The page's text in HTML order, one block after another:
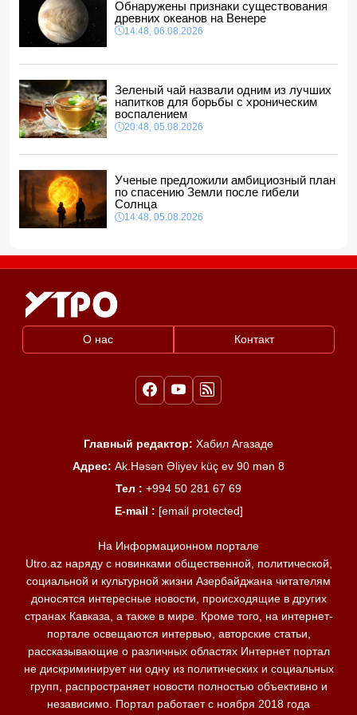
14:00, 06.08.2026
Прогноз погоды в Азербайджане на 7 августа
12:48, 06.08.2026
гибелью граждан Азербайджана в Азовском и Чёрном
морях
12:40, 06.08.2026
Обнаружены признаки существования
древних океанов на Венере
14:48, 06.08.2026
Зеленый чай назвали одним из лучших
напитков для борьбы с хроническим
воспалением
20:48, 05.08.2026
Ученые предложили амбициозный план
по спасению Земли после гибели
Солнца
14:48, 05.08.2026
О нас Контакт
Главный редактор: Хабил Агазаде
Адрес: Ak.Həsən Əliyev küç ev 90 mən 8
Тел : +994 50 281 67 69
E-mail : [email protected]
На Информационном портале
Utro.az наряду с новинками общественной, политической,
социальной и культурной жизни Азербайджана читателям
доносятся интересные новости, происходящие в других
странах Кавказа, а также в мире. Кроме того, на интернет-
портале освещаются интервью, авторские статьи,
рассказывающие о различных областях Интернет портал
не дискриминирует ни одну из политических и социальных
групп, распространяет новости полностью объективно и
независимо. Портал работает с ноября 2018 года